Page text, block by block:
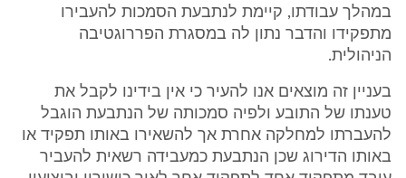
במהלך עבודתו, קיימת לנתבעת הסמכות להעבירו
מתפקידו והדבר נתון לה במסגרת הפררוגטיבה
הניהולית.
בעניין זה מוצאים אנו להעיר כי אין בידינו לקבל את
טענתו של התובע ולפיה סמכותה של הנתבעת הוגבל
להעברתו למחלקה אחרת אך להשאירו באותו תפקיד או
באותו הדירוג שכן הנתבעת כמעבידה רשאית להעביר